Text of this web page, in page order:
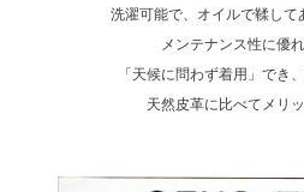
洗濯可能で、オイルで鞣して
メンテナンス性に優
「天候に問わず着用」でき
天然皮革に比べてメリ